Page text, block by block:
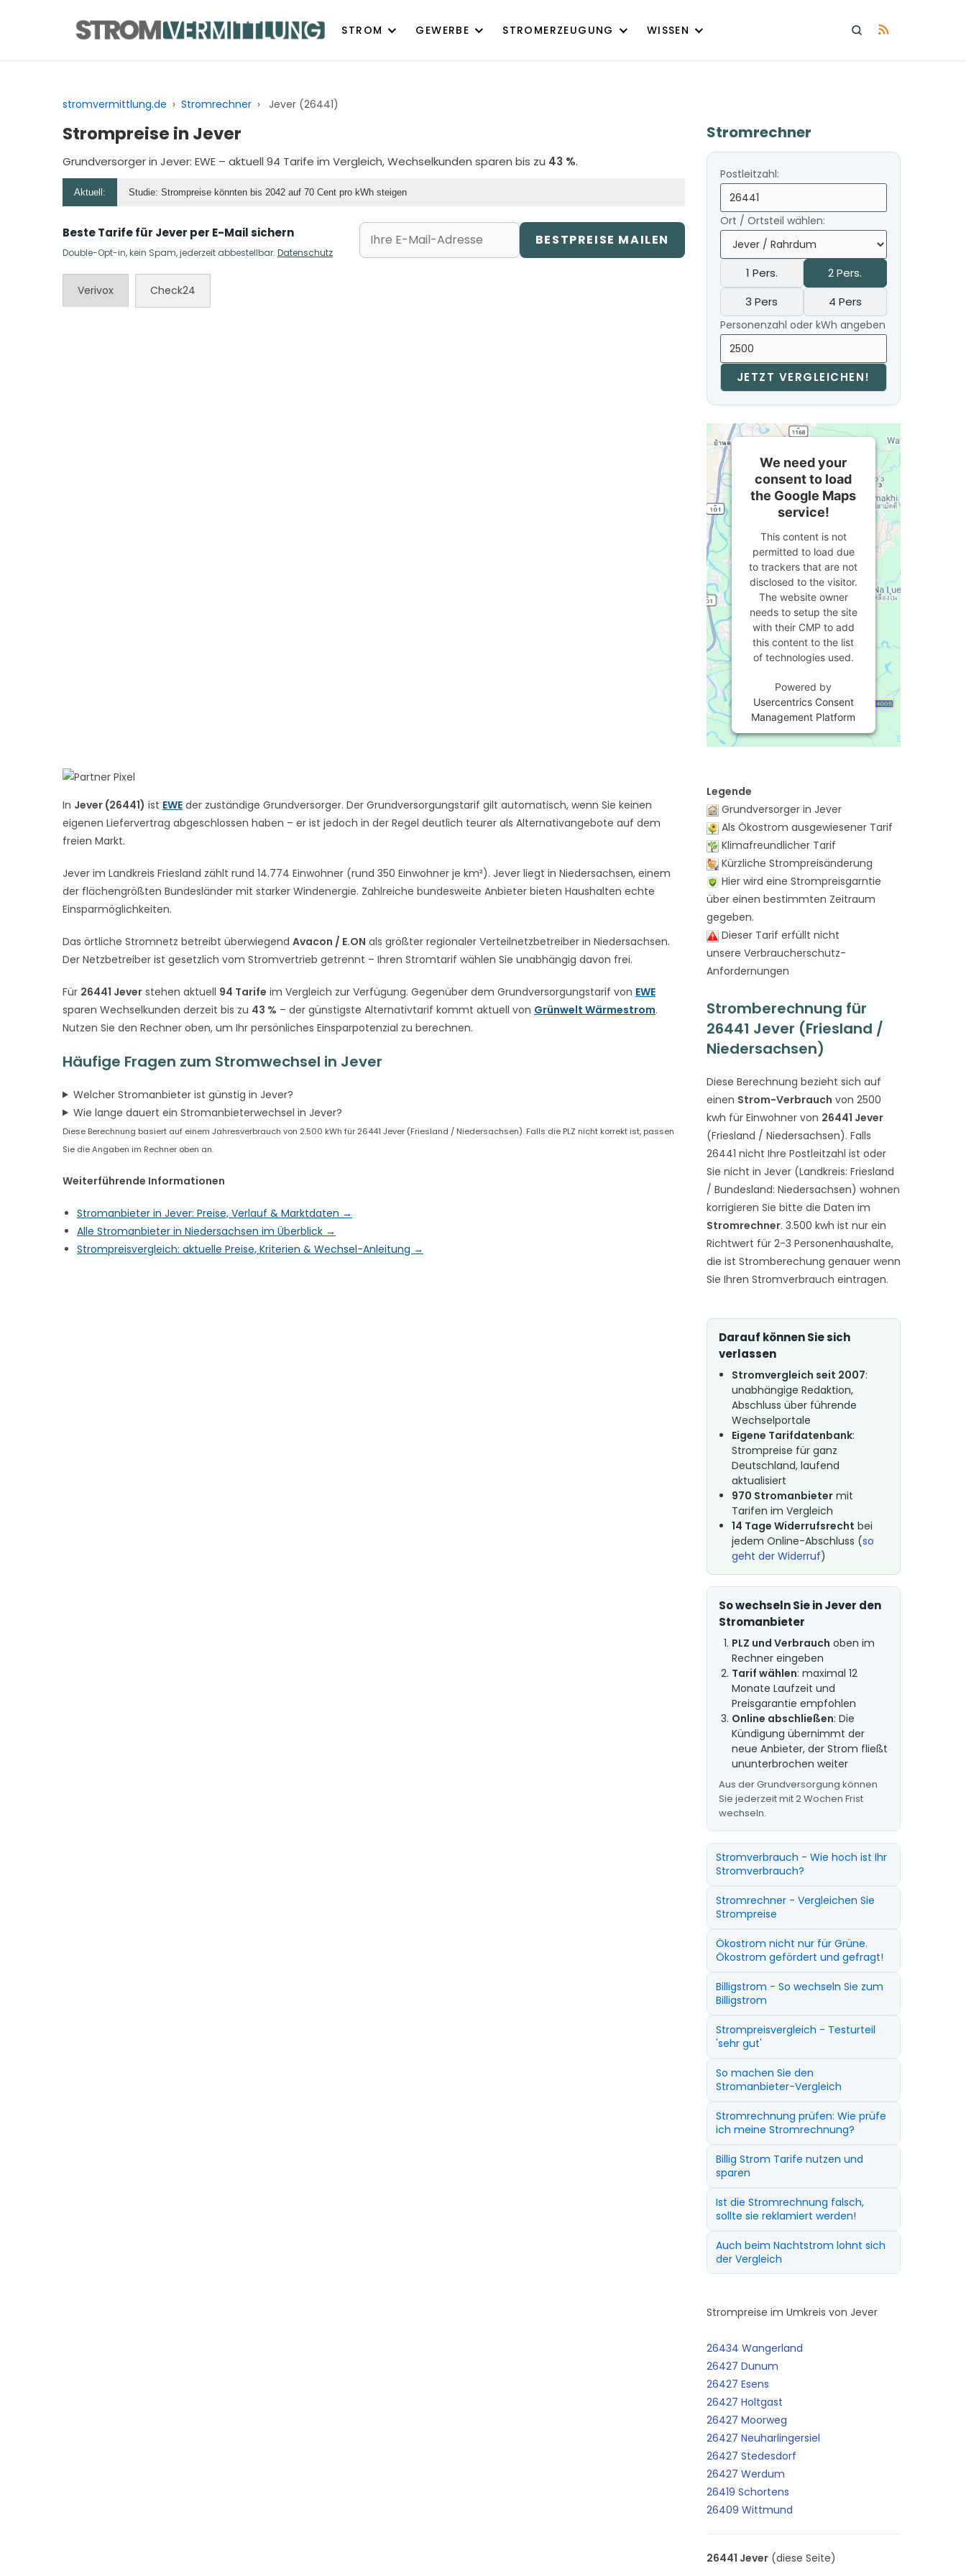
STROM GEWERBE STROMERZEUGUNG WISSEN
stromvermittlung.de › Stromrechner › Jever (26441)
Strompreise in Jever
Grundversorger in Jever: EWE – aktuell 94 Tarife im Vergleich, Wechselkunden sparen bis zu 43 %.
In Jever (26441) ist EWE der zuständige Grundversorger. Der Grundversorgungstarif gilt automatisch, wenn Sie keinen
eigenen Liefervertrag abgeschlossen haben – er ist jedoch in der Regel deutlich teurer als Alternativangebote auf dem
freien Markt.
Jever im Landkreis Friesland zählt rund 14.774 Einwohner (rund 350 Einwohner je km²). Jever liegt in Niedersachsen, einem
der flächengrößten Bundesländer mit starker Windenergie. Zahlreiche bundesweite Anbieter bieten Haushalten echte
Einsparmöglichkeiten.
Das örtliche Stromnetz betreibt überwiegend Avacon / E.ON als größter regionaler Verteilnetzbetreiber in Niedersachsen.
Der Netzbetreiber ist gesetzlich vom Stromvertrieb getrennt – Ihren Stromtarif wählen Sie unabhängig davon frei.
Für 26441 Jever stehen aktuell 94 Tarife im Vergleich zur Verfügung. Gegenüber dem Grundversorgungstarif von EWE
sparen Wechselkunden derzeit bis zu 43 % – der günstigste Alternativtarif kommt aktuell von Grünwelt Wärmestrom.
Nutzen Sie den Rechner oben, um Ihr persönliches Einsparpotenzial zu berechnen.
Häufige Fragen zum Stromwechsel in Jever
Welcher Stromanbieter ist günstig in Jever?
Wie lange dauert ein Stromanbieterwechsel in Jever?
Diese Berechnung basiert auf einem Jahresverbrauch von 2.500 kWh für 26441 Jever (Friesland / Niedersachsen). Falls die PLZ nicht korrekt ist, passen
Sie die Angaben im Rechner oben an.
Weiterführende Informationen
Stromanbieter in Jever: Preise, Verlauf & Marktdaten →
Alle Stromanbieter in Niedersachsen im Überblick →
Strompreisvergleich: aktuelle Preise, Kriterien & Wechsel-Anleitung →
Aktuell: Studie: Strompreise könnten bis 2042 auf 70 Cent pro kWh steigen
Beste Tarife für Jever per E-Mail sichern
Double-Opt-in, kein Spam, jederzeit abbestellbar. Datenschutz
BESTPREISE MAILEN
Verivox Check24
Stromrechner
Postleitzahl:
Ort / Ortsteil wählen:
1 Pers.
2 Pers.
3 Pers
4 Pers
Personenzahl oder kWh angeben
JETZT VERGLEICHEN!
We need your
consent to load
the Google Maps
service!
This content is not
permitted to load due
to trackers that are not
disclosed to the visitor.
The website owner
needs to setup the site
with their CMP to add
this content to the list
of technologies used.
Powered by
Usercentrics Consent
Management Platform
Legende
Grundversorger in Jever
Als Ökostrom ausgewiesener Tarif
Klimafreundlicher Tarif
Kürzliche Strompreisänderung
Hier wird eine Strompreisgarntie
über einen bestimmten Zeitraum
gegeben.
Dieser Tarif erfüllt nicht
unsere Verbraucherschutz-
Anfordernungen
Stromberechnung für
26441 Jever (Friesland /
Niedersachsen)
Diese Berechnung bezieht sich auf
einen Strom-Verbrauch von 2500
kwh für Einwohner von 26441 Jever
(Friesland / Niedersachsen). Falls
26441 nicht Ihre Postleitzahl ist oder
Sie nicht in Jever (Landkreis: Friesland
/ Bundesland: Niedersachsen) wohnen
korrigieren Sie bitte die Daten im
Stromrechner. 3.500 kwh ist nur ein
Richtwert für 2-3 Personenhaushalte,
die ist Stromberechung genauer wenn
Sie Ihren Stromverbrauch eintragen.
Darauf können Sie sich
verlassen
Stromvergleich seit 2007:
unabhängige Redaktion,
Abschluss über führende
Wechselportale
Eigene Tarifdatenbank:
Strompreise für ganz
Deutschland, laufend
aktualisiert
970 Stromanbietermit
Tarifen im Vergleich
14 Tage Widerrufsrecht bei
jedem Online-Abschluss (so
geht der Widerruf)
So wechseln Sie in Jever den
Stromanbieter
PLZ und Verbrauch oben im
Rechner eingeben
Tarif wählen: maximal 12
Monate Laufzeit und
Preisgarantie empfohlen
Online abschließen: Die
Kündigung übernimmt der
neue Anbieter, der Strom fließt
ununterbrochen weiter
Aus der Grundversorgung können
Sie jederzeit mit 2 Wochen Frist
wechseln.
Stromverbrauch - Wie hoch ist Ihr
Stromverbrauch?
Stromrechner - Vergleichen Sie
Strompreise
Ökostrom nicht nur für Grüne.
Ökostrom gefördert und gefragt!
Billigstrom - So wechseln Sie zum
Billigstrom
Strompreisvergleich - Testurteil
'sehr gut'
So machen Sie den
Stromanbieter-Vergleich
Stromrechnung prüfen: Wie prüfe
ich meine Stromrechnung?
Billig Strom Tarife nutzen und
sparen
Ist die Stromrechnung falsch,
sollte sie reklamiert werden!
Auch beim Nachtstrom lohnt sich
der Vergleich
Strompreise im Umkreis von Jever
26434 Wangerland
26427 Dunum
26427 Esens
26427 Holtgast
26427 Moorweg
26427 Neuharlingersiel
26427 Stedesdorf
26427 Werdum
26419 Schortens
26409 Wittmund
26441 Jever(diese Seite)